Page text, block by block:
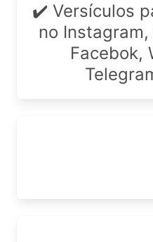
✔️ Versículos
no
Facebok,